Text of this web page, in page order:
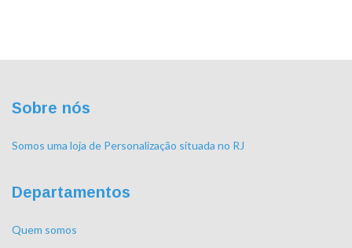
Sobre nós
Somos uma loja de Personalização situada no RJ
Departamentos
Quem somos